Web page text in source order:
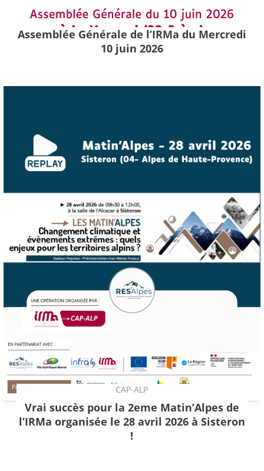
Assemblée Générale de l’IRMa du Mercredi
10 juin 2026
CAP-ALP
Vrai succès pour la 2eme Matin’Alpes de
l’IRMa organisée le 28 avril 2026 à Sisteron
!